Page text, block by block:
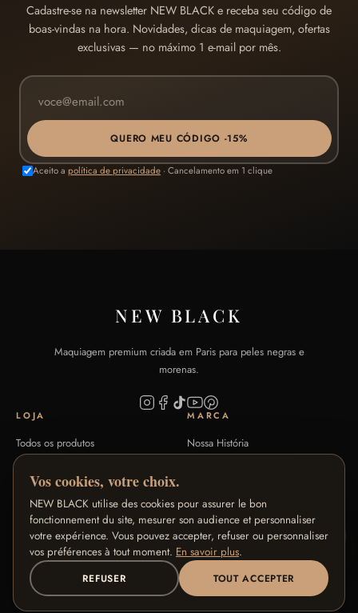
Cadastre-se na newsletter NEW BLACK e receba seu código de
boas-vindas na hora. Novidades, dicas de maquiagem, ofertas
exclusivas — no máximo 1 e-mail por mês.
QUERO MEU CÓDIGO -15%
Aceito a política de privacidade · Cancelamento em 1 clique
NEW BLACK
Maquiagem premium criada em Paris para peles negras e
morenas.
LOJA
Todos os produtos
Coleções Signature
Guia de Tons
FAQ
MARCA
Nossa História
Contato
AJUDA
Trocas e reembolsos
Termos e Condições
NOSSOS PROGRAMAS
Programa de Fidelidade
Programa de Embaixadoras
Vos cookies, votre choix.
NEW BLACK utilise des cookies pour assurer le bon
fonctionnement du site, mesurer son audience et personnaliser
votre expérience. Vous pouvez accepter, refuser ou personnaliser
vos préférences à tout moment. En savoir plus.
REFUSER TOUT ACCEPTER